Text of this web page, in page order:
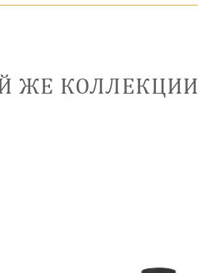
ЖЕ КОЛЛЕКЦИИ